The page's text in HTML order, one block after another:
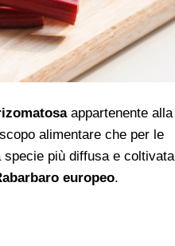
appartenente alla
alimentare che per le
specie più diffusa e coltivata
europeo.